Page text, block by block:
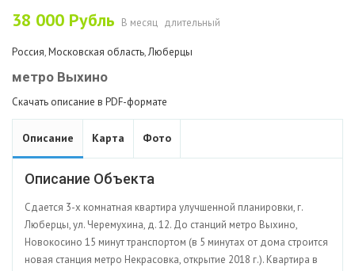
38 000 Рубль В месяц длительный
Россия,Московская область,Люберцы
метро Выхино
Скачать описание в PDF-формате
Описание Карта Фото
Описание Объекта
Сдается 3-х комнатная квартира улучшенной планировки, г.
Люберцы, ул. Черемухина, д. 12. До станций метро Выхино,
Новокосино 15 минут транспортом (в 5 минутах от дома строится
новая станция метро Некрасовка, открытие 2018 г.). Квартира в